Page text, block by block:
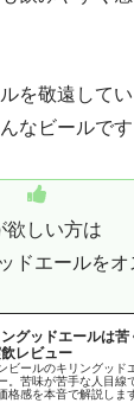
を敬遠して
なビールです
欲しい方は
ドエールを
グッドエールは苦
レビュー
ビールのキリングッド
。苦味が苦手な人目線
格感を本音で解説しま